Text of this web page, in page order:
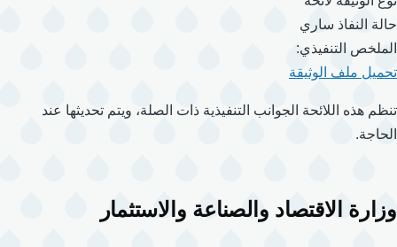
حالة النفاذ ساري
الملخص التنفيذي:
تحميل ملف الوثيقة
تنظم هذه اللائحة الجوانب التنفيذية ذات الصلة، ويتم تحديثها عند
الحاجة.
وزارة الاقتصاد والصناعة والاستثمار